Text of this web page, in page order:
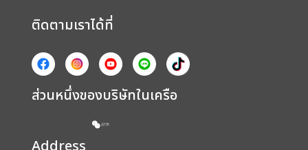
ติดตามเราได้ที่
ส่วนหนึ่งของบริษัทในเครือ
Address